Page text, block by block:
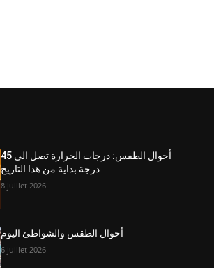
أحوال الطقس: درجات الحرارة تصل الى 45
درجة بداية من هذا التاريخ
8 juillet 2026
أحوال الطقس والشواطئ اليوم
6 juillet 2026